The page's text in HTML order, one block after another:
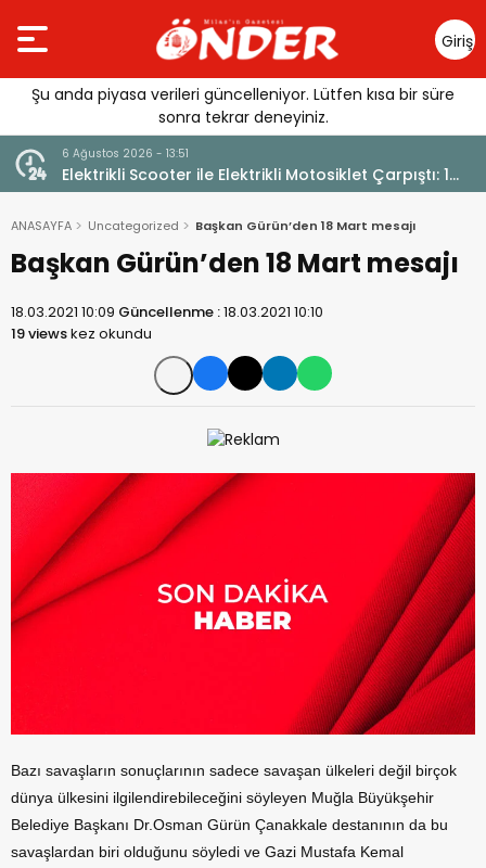
Giriş
Yap
Şu anda piyasa verileri güncelleniyor. Lütfen kısa bir süre
sonra tekrar deneyiniz.
6 Ağustos 2026 - 13:51
Elektrikli Scooter ile Elektrikli Motosiklet Çarpıştı: 1
Yaralı
ANASAYFA Uncategorized Başkan Gürün’den 18 Mart mesajı
Başkan Gürün’den 18 Mart mesajı
18.03.2021 10:09 Güncellenme :18.03.2021 10:10
19 viewskez okundu
Bazı savaşların sonuçlarının sadece savaşan ülkeleri değil birçok
dünya ülkesini ilgilendirebileceğini söyleyen Muğla Büyükşehir
Belediye Başkanı Dr.Osman Gürün Çanakkale destanının da bu
savaşlardan biri olduğunu söyledi ve Gazi Mustafa Kemal